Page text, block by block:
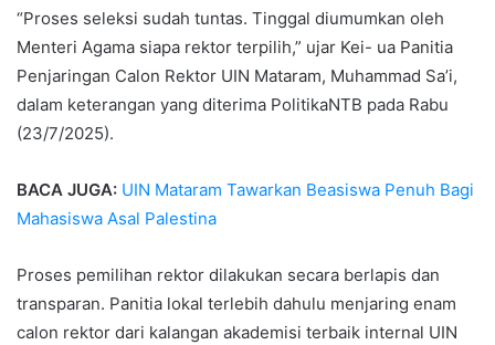
“Proses seleksi sudah tuntas. Tinggal diumumkan oleh
Menteri Agama siapa rektor terpilih,” ujar Kei- ua Panitia
Penjaringan Calon Rektor UIN Mataram, Muhammad Sa’i,
dalam keterangan yang diterima PolitikaNTB pada Rabu
(23/7/2025).
BACA JUGA: UIN Mataram Tawarkan Beasiswa Penuh Bagi
Mahasiswa Asal Palestina
Proses pemilihan rektor dilakukan secara berlapis dan
transparan. Panitia lokal terlebih dahulu menjaring enam
calon rektor dari kalangan akademisi terbaik internal UIN